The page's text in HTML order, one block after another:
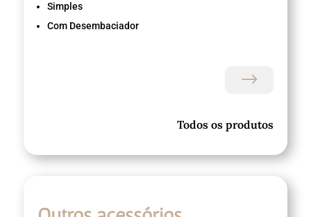
Simples
Com Desembaciador
$
Todos os produtos